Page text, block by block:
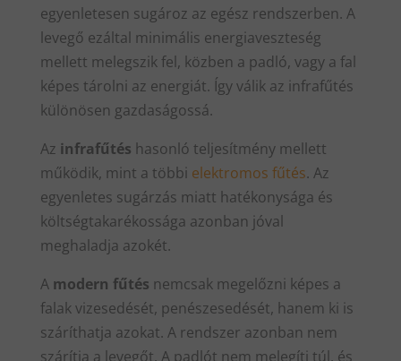
egyenletesen sugároz az egész rendszerben. A
levegő ezáltal minimális energiaveszteség
mellett melegszik fel, közben a padló, vagy a fal
képes tárolni az energiát. Így válik az infrafűtés
különösen gazdaságossá.
Az infrafűtés hasonló teljesítmény mellett
működik, mint a többi elektromos fűtés. Az
egyenletes sugárzás miatt hatékonysága és
költségtakarékossága azonban jóval
meghaladja azokét.
A modern fűtés nemcsak megelőzni képes a
falak vizesedését, penészesedését, hanem ki is
száríthatja azokat. A rendszer azonban nem
szárítja a levegőt. A padlót nem melegíti túl, és